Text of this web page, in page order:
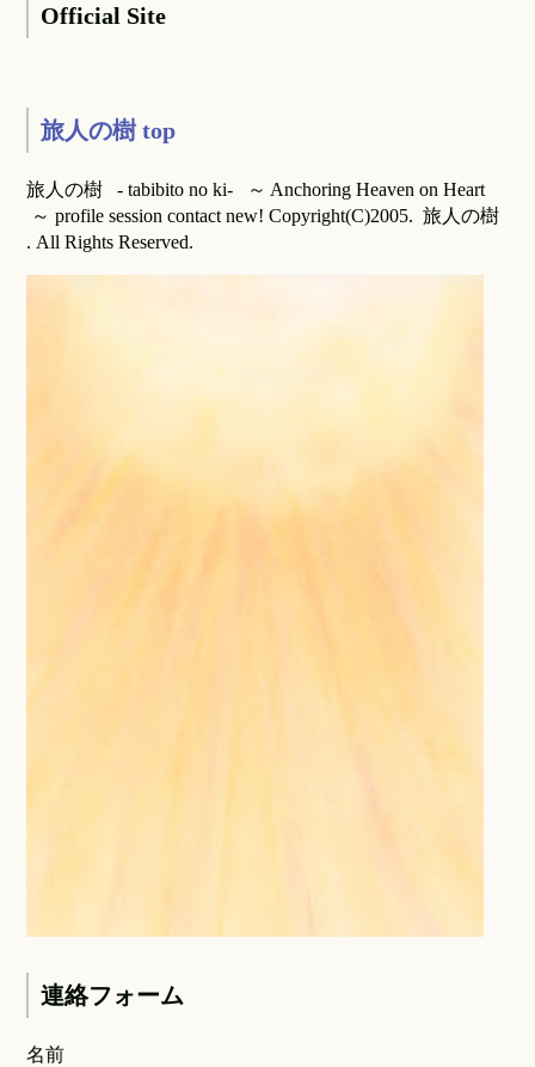
Official Site
旅人の樹 top
旅人の樹 - tabibito no ki- ～ Anchoring Heaven on Heart
～ profile session contact new! Copyright(C)2005. 旅人の樹
. All Rights Reserved.
連絡フォーム
名前